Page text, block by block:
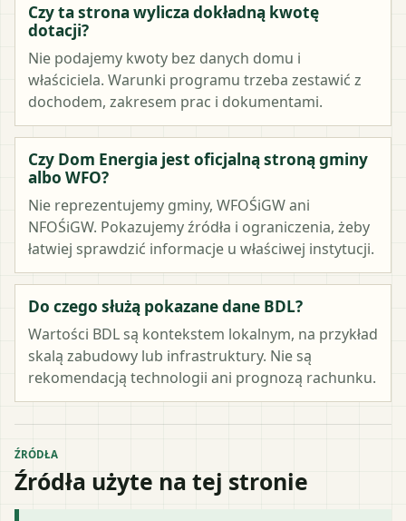
Czy ta strona wylicza dokładną kwotę
dotacji?
Nie podajemy kwoty bez danych domu i
właściciela. Warunki programu trzeba zestawić z
dochodem, zakresem prac i dokumentami.
Czy Dom Energia jest oficjalną stroną gminy
albo WFO?
Nie reprezentujemy gminy, WFOŚiGW ani
NFOŚiGW. Pokazujemy źródła i ograniczenia, żeby
łatwiej sprawdzić informacje u właściwej instytucji.
Do czego służą pokazane dane BDL?
Wartości BDL są kontekstem lokalnym, na przykład
skalą zabudowy lub infrastruktury. Nie są
rekomendacją technologii ani prognozą rachunku.
ŹRÓDŁA
Źródła użyte na tej stronie